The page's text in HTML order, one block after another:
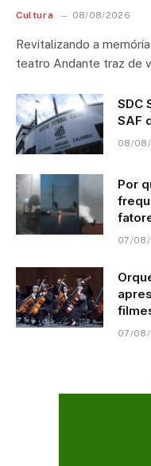
Cultura 08/08/2026
Revitalizando a
teatro Andante traz de
SDC
SAF
08/
Por
07/
07/